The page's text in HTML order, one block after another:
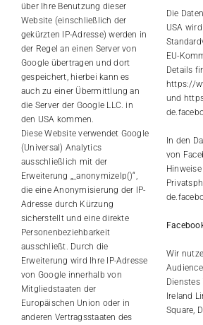
über Ihre Benutzung dieser
Website (einschließlich der
gekürzten IP-Adresse) werden in
der Regel an einen Server von
Google übertragen und dort
gespeichert, hierbei kann es
auch zu einer Übermittlung an
die Server der Google LLC. in
den USA kommen.
Diese Website verwendet Google
(Universal) Analytics
ausschließlich mit der
Erweiterung „_anonymizeIp()“,
die eine Anonymisierung der IP-
Adresse durch Kürzung
sicherstellt und eine direkte
Personenbeziehbarkeit
ausschließt. Durch die
Erweiterung wird Ihre IP-Adresse
von Google innerhalb von
Mitgliedstaaten der
Europäischen Union oder in
anderen Vertragsstaaten des
Die
USA
EU-
Details
https://
und
In den
von
Wir
Ireland
Square,